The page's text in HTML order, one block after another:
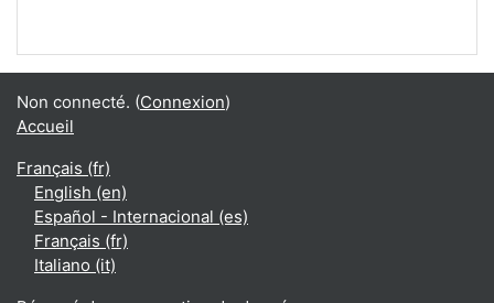
Non connecté. (Connexion)
Accueil
Français ‎(fr)‎
English ‎(en)‎
Español - Internacional ‎(es)‎
Français ‎(fr)‎
Italiano ‎(it)‎